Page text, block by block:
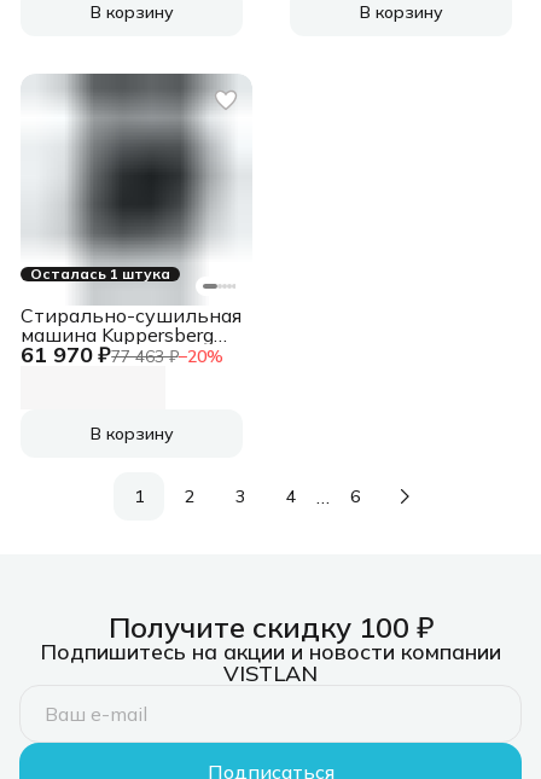
В корзину В корзину
Осталась 1 штука
61 970 ₽77 463 ₽−20%
Стирально-сушильная
машина Kuppersberg
WDM 601 W белая,
В корзину
1 2 3 4 … 6
Получите скидку 100 ₽
Подпишитесь на акции и новости компании
VISTLAN
Подписаться